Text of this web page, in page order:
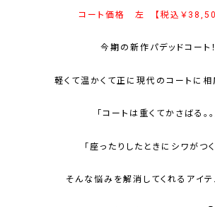
コート価格 左 【税込￥
今期の新作パデッドコート！
軽くて温かくて正に現代のコートに相
「コートは重くてかさばる。。
「座ったりしたときにシワがつく
そんな悩みを解消してくれるアイ